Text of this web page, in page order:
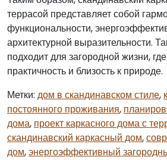
террасой представляет собой
функциональности,
архитектурной выразительности.
подходит для загородной жизни,
практичность и близость к природе.
Метки: дом в скандинавском стиле,
постоянного проживания,
дома, проект каркасного дома с
скандинавский каркасный дом,
дом,энергоэффективный